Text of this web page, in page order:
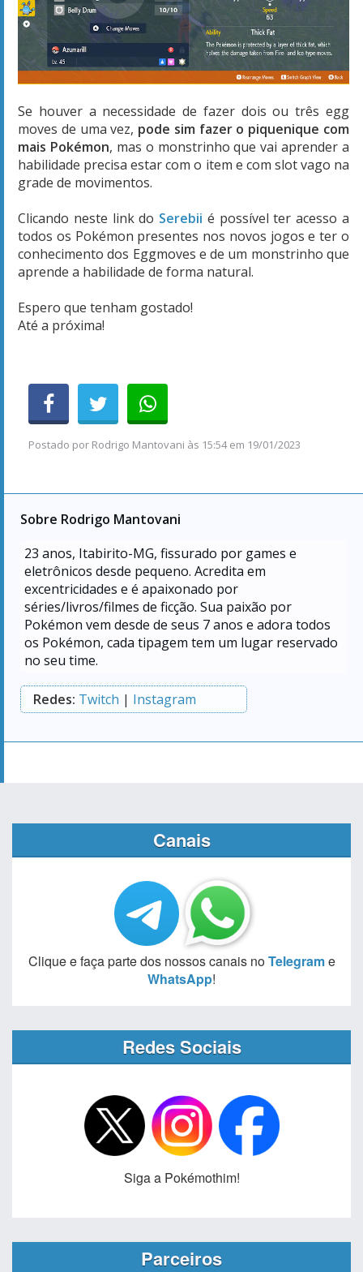
Se houver a necessidade de fazer dois ou três egg
moves de uma vez, pode sim fazer o piquenique com
mais Pokémon, mas o monstrinho que vai aprender a
habilidade precisa estar com o item e com slot vago na
grade de movimentos.
Clicando neste link do Serebii é possível ter acesso a
todos os Pokémon presentes nos novos jogos e ter o
conhecimento dos Eggmoves e de um monstrinho que
aprende a habilidade de forma natural.
Espero que tenham gostado!
Até a próxima!
Postado por Rodrigo Mantovani às 15:54 em 19/01/2023
Sobre Rodrigo Mantovani
23 anos, Itabirito-MG, fissurado por games e
eletrônicos desde pequeno. Acredita em
excentricidades e é apaixonado por
séries/livros/filmes de ficção. Sua paixão por
Pokémon vem desde de seus 7 anos e adora todos
os Pokémon, cada tipagem tem um lugar reservado
no seu time.
Redes: Twitch | Instagram
Canais
Clique e faça parte dos nossos canais noTelegrame
WhatsApp!
Redes Sociais
Siga a Pokémothim!
Parceiros